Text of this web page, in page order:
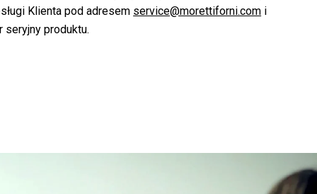
Klienta pod adresem service@morettiforni.com i
seryjny produktu.